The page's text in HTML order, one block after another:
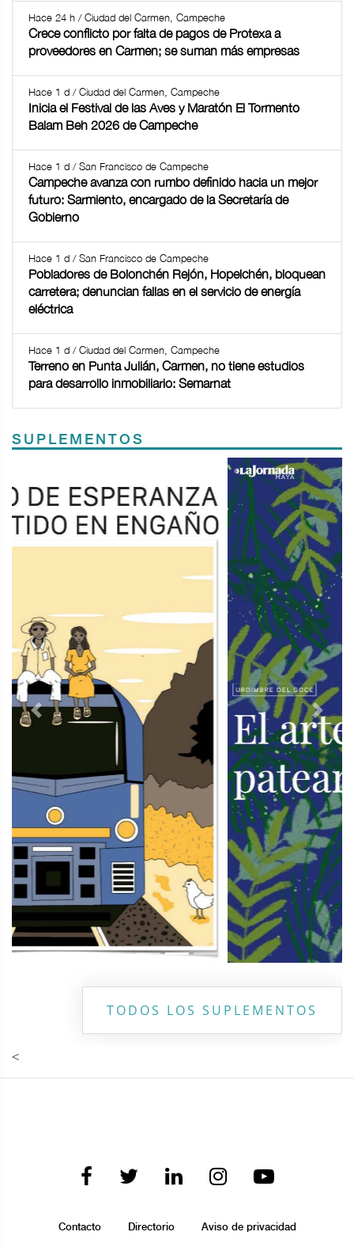
Hace 24 h / Ciudad del Carmen, Campeche
Crece conflicto por falta de pagos de Protexa a
proveedores en Carmen; se suman más empresas
Hace 1 d / Ciudad del Carmen, Campeche
Inicia el Festival de las Aves y Maratón El Tormento
Balam Beh 2026 de Campeche
Hace 1 d / San Francisco de Campeche
Campeche avanza con rumbo definido hacia un mejor
futuro: Sarmiento, encargado de la Secretaría de
Gobierno
Hace 1 d / San Francisco de Campeche
Pobladores de Bolonchén Rejón, Hopelchén, bloquean
carretera; denuncian fallas en el servicio de energía
eléctrica
Hace 1 d / Ciudad del Carmen, Campeche
Terreno en Punta Julián, Carmen, no tiene estudios
para desarrollo inmobiliario: Semarnat
SUPLEMENTOS
Previous Next
TODOS LOS SUPLEMENTOS
<
Contacto Directorio Aviso de privacidad